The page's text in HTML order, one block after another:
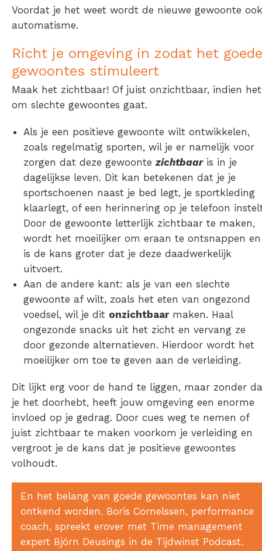
Voordat je het weet wordt de nieuwe gewoonte ook
automatisme.
Richt je omgeving in zodat het goede
gewoontes stimuleert
Maak het zichtbaar! Of juist onzichtbaar, indien het
om slechte gewoontes gaat.
Als je een positieve gewoonte wilt ontwikkelen,
zoals regelmatig sporten, wil je er namelijk voor
zorgen dat deze gewoonte zichtbaaris in je
dagelijkse leven. Dit kan betekenen dat je je
sportschoenen naast je bed legt, je sportkleding
klaarlegt, of een herinnering op je telefoon
Door de gewoonte letterlijk zichtbaar te maken,
wordt het moeilijker om eraan te ontsnappen en
is de kans groter dat je deze daadwerkelijk
uitvoert.
Aan de andere kant: als je van een slechte
gewoonte af wilt, zoals het eten van ongezond
voedsel, wil je dit onzichtbaarmaken. Haal
ongezonde snacks uit het zicht en vervang ze
door gezonde alternatieven. Hierdoor wordt het
moeilijker om toe te geven aan de verleiding.
Dit lijkt erg voor de hand te liggen, maar zonder
je het doorhebt, heeft jouw omgeving een enorme
invloed op je gedrag. Door cues weg te nemen of
juist zichtbaar te maken voorkom je verleiding en
vergroot je de kans dat je positieve gewoontes
volhoudt.
En het belang van goede gewoontes kan niet
ontkend worden. Boris Cornelssen, performance
coach, spreekt erover met Time management
expert Björn Deusings in de Tijdwinst Podcast.